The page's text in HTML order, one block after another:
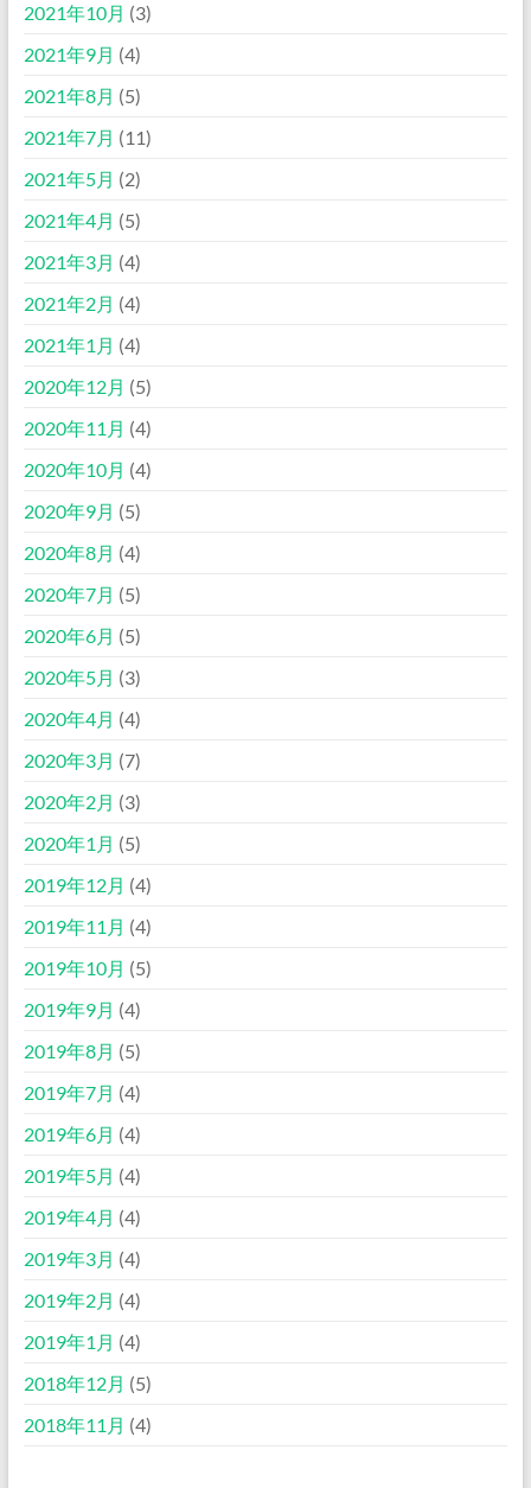
2021年10月 (3)
2021年9月 (4)
2021年8月 (5)
2021年7月 (11)
2021年5月 (2)
2021年4月 (5)
2021年3月 (4)
2021年2月 (4)
2021年1月 (4)
2020年12月 (5)
2020年11月 (4)
2020年10月 (4)
2020年9月 (5)
2020年8月 (4)
2020年7月 (5)
2020年6月 (5)
2020年5月 (3)
2020年4月 (4)
2020年3月 (7)
2020年2月 (3)
2020年1月 (5)
2019年12月 (4)
2019年11月 (4)
2019年10月 (5)
2019年9月 (4)
2019年8月 (5)
2019年7月 (4)
2019年6月 (4)
2019年5月 (4)
2019年4月 (4)
2019年3月 (4)
2019年2月 (4)
2019年1月 (4)
2018年12月 (5)
2018年11月 (4)